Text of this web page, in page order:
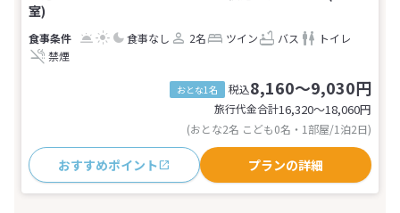
室)
食事なし 2名 ツイン バス
トイレ
禁煙
おとな1名 税込8,160～9,030円
旅行代金合計16,320〜18,060円
(おとな2名 こども0名・1部屋/1泊2日)
おすすめポイント プランの詳細